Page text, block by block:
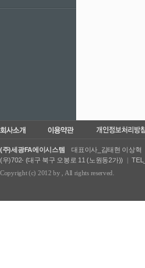
(주)세광FA에이시스템 대표이사_김태현 이상혁
(우)702- (대구 북구 오봉로 11 (노원동2가))
|
Copyright (c) 2012 by
, All rights reserved.